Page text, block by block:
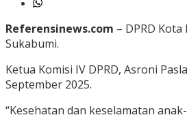
Referensinews.com – DPRD
Sukabumi.
Ketua Komisi IV DPRD, Asroni
September 2025.
“Kesehatan dan keselamatan